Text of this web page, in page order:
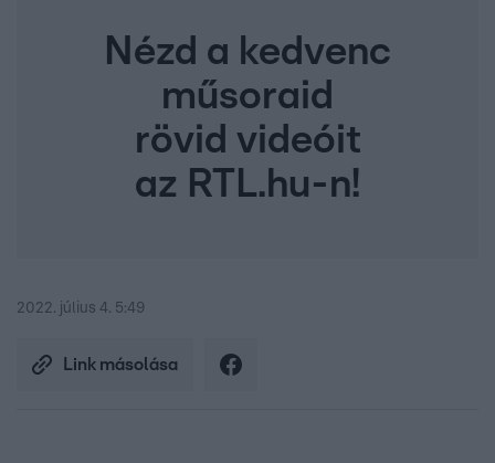
Nézd a kedvenc
műsoraid
rövid videóit
az RTL.hu-n!
2022. július 4. 5:49
Link másolása